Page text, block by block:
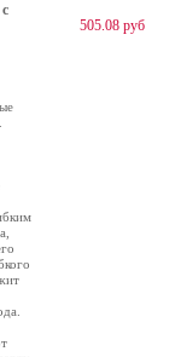
505.08 руб